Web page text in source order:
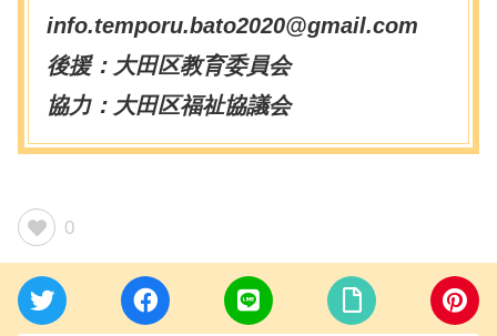
info.temporu.bato2020@gmail.com
後援：大田区教育委員会
協力：大田区福祉協議会
0